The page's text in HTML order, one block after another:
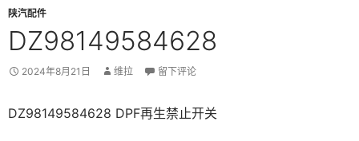
陕汽配件
DZ98149584628
2024年8月21日 维拉 留下评论
DZ98149584628 DPF再生禁止开关